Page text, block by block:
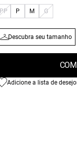
PP P M G
Descubra seu tamanho
Adicione a lista de